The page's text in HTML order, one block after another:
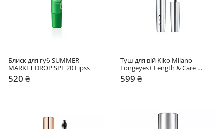
Блиск для губ SUMMER
MARKET DROP SPF 20 Lipss
520 ₴
Туш для вій Kiko Milano
Longeyes+ Length & Care
Mascara
599 ₴